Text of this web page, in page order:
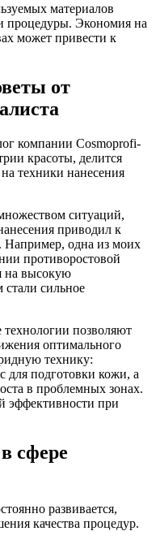
материалов
процедуры. Экономия на
может привести к
от
компании Cosmoprofi-
красоты, делится
техники нанесения
ситуаций,
приводил к
Например, одна из моих
противоростовой
на высокую
стали сильное
позволяют
оптимального
технику:
для подготовки кожи, а
в проблемных зонах.
эффективности при
сфере
развивается,
качества процедур.